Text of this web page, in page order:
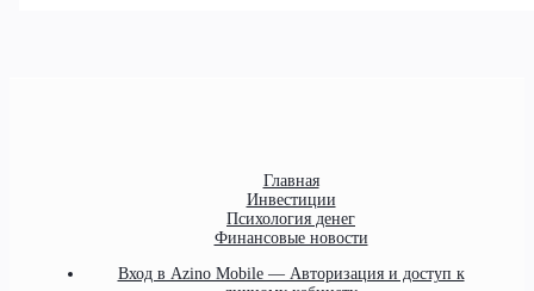
Главная
Инвестиции
Психология денег
Финансовые новости
Вход в Azino Mobile — Авторизация и доступ к